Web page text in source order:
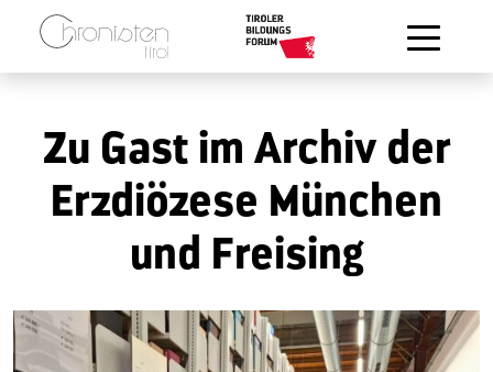
Zum Hauptinhalt springen
Zu Gast im Archiv der
Erzdiözese München
und Freising